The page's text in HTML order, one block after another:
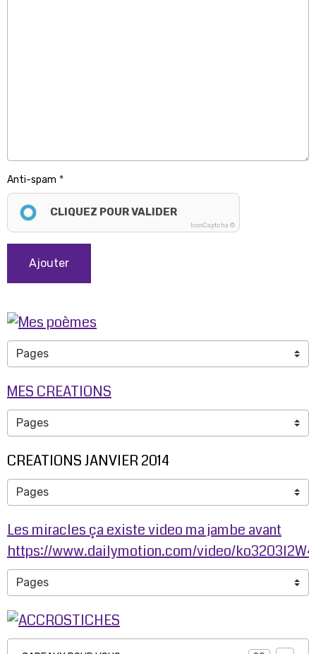
Anti-spam
CLIQUEZ POUR VALIDER
IconCaptcha ©
Ajouter
MES CREATIONS
CREATIONS JANVIER 2014
Les miracles ça existe video ma jambe avant
https://www.dailymotion.com/video/